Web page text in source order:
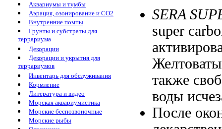
Аквариумы и тумбы
Аэрация, озонирование и CO2
Внутренние помпы
Грунты и субстраты для
террариума
Декорации
Декорации и укрытия для
террариумов
Инвентарь для обслуживания
Кормление
Литература и видео
Морская аквариумистика
Морские беспозвоночные
Морские рыбы
SERA
super
также
воды
После